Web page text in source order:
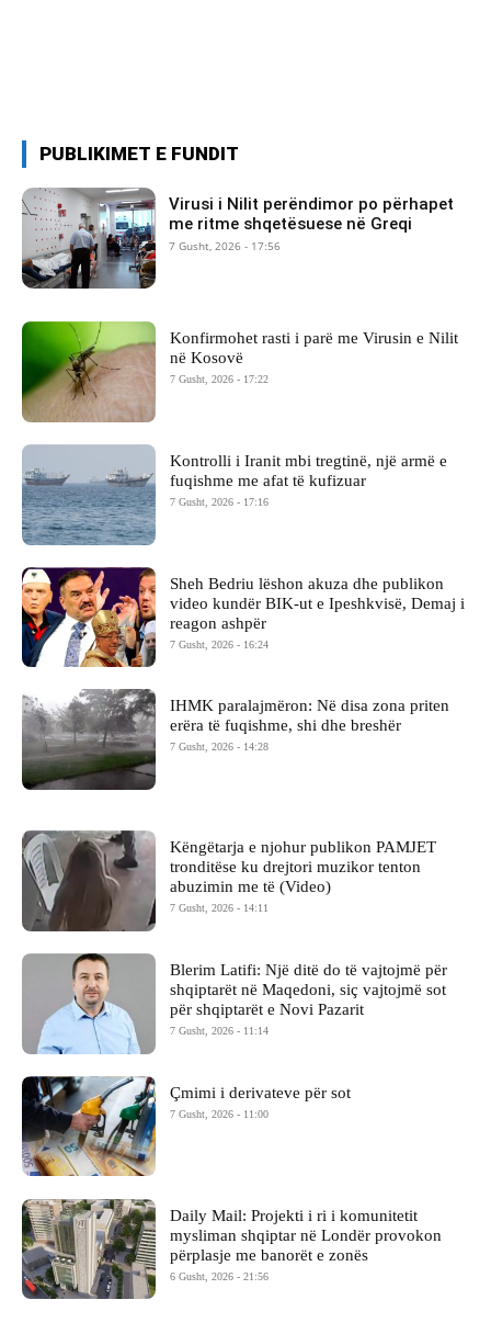
PUBLIKIMET E FUNDIT
Virusi i Nilit perëndimor po përhapet
me ritme shqetësuese në Greqi
7 Gusht, 2026 - 17:56
Konfirmohet rasti i parë me Virusin e Nilit
në Kosovë
7 Gusht, 2026 - 17:22
Kontrolli i Iranit mbi tregtinë, një armë e
fuqishme me afat të kufizuar
7 Gusht, 2026 - 17:16
Sheh Bedriu lëshon akuza dhe publikon
video kundër BIK-ut e Ipeshkvisë, Demaj i
reagon ashpër
7 Gusht, 2026 - 16:24
IHMK paralajmëron: Në disa zona priten
erëra të fuqishme, shi dhe breshër
7 Gusht, 2026 - 14:28
Këngëtarja e njohur publikon PAMJET
tronditëse ku drejtori muzikor tenton
abuzimin me të (Video)
7 Gusht, 2026 - 14:11
Blerim Latifi: Një ditë do të vajtojmë për
shqiptarët në Maqedoni, siç vajtojmë sot
për shqiptarët e Novi Pazarit
7 Gusht, 2026 - 11:14
Çmimi i derivateve për sot
7 Gusht, 2026 - 11:00
Daily Mail: Projekti i ri i komunitetit
mysliman shqiptar në Londër provokon
përplasje me banorët e zonës
6 Gusht, 2026 - 21:56